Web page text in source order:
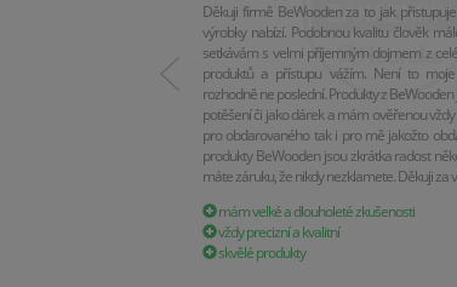
Děkuji firmě BeWooden za to jak
výrobky nabízí. Podobnou kvalitu člověk
setkávám s velmi příjemným dojmem z
produktů a přístupu vážím. Není to
rozhodně ne poslední. Produkty z
potěšení či jako dárek a mám ověřenou
pro obdarovaného tak i pro mě jakožto
produkty BeWooden jsou zkrátka radost
máte záruku, že nikdy nezklamete. Děkuji za
mám velké a dlouholeté zkušenosti
vždy precizní a kvalitní
skvělé produkty